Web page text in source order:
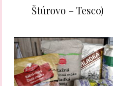
Štúrovo – Tesco)